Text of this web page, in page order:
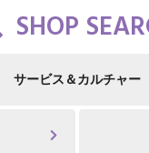
SHOP
サービス＆カルチャー